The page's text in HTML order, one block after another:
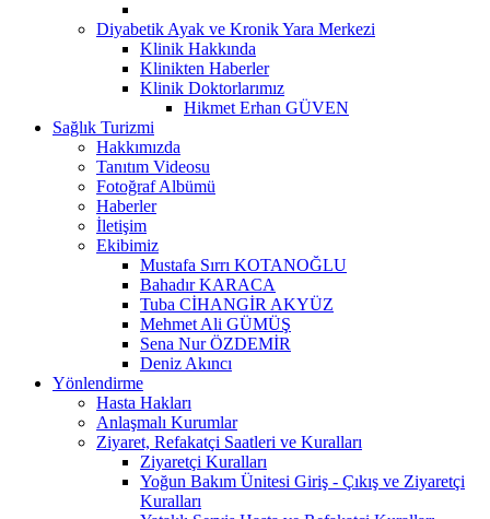
Diyabetik Ayak ve Kronik Yara Merkezi
Klinik Hakkında
Klinikten Haberler
Klinik Doktorlarımız
Hikmet Erhan GÜVEN
Sağlık Turizmi
Hakkımızda
Tanıtım Videosu
Fotoğraf Albümü
Haberler
İletişim
Ekibimiz
Mustafa Sırrı KOTANOĞLU
Bahadır KARACA
Tuba CİHANGİR AKYÜZ
Mehmet Ali GÜMÜŞ
Sena Nur ÖZDEMİR
Deniz Akıncı
Yönlendirme
Hasta Hakları
Anlaşmalı Kurumlar
Ziyaret, Refakatçi Saatleri ve Kuralları
Ziyaretçi Kuralları
Yoğun Bakım Ünitesi Giriş - Çıkış ve Ziyaretçi
Kuralları